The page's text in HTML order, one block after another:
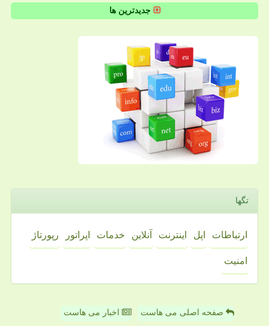
جدیدترین ها
تگها
ارتباطات اپل اینترنت آنلاین خدمات اپراتور رپورتاژ
امنیت
صفحه اصلی می هاست اخبار می هاست